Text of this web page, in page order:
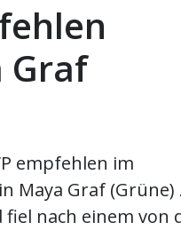
Graf
empfehlen im
Maya Graf (Grüne)
nach einem von